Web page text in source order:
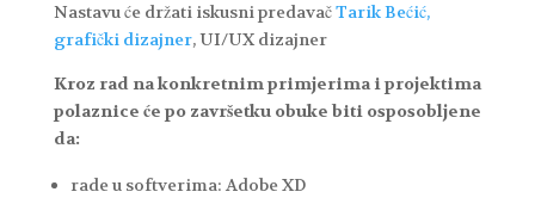
Nastavu će držati iskusni predavačTarik Bećić,
grafički dizajner, UI/UX dizajner
Kroz rad na konkretnim primjerima i projektima
polaznice će po završetku obuke biti osposobljene
da:
rade u softverima: Adobe XD